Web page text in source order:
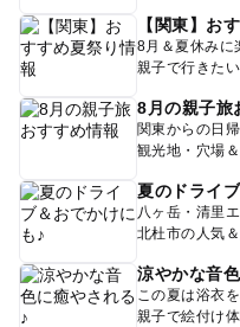
【関東】お
8月＆夏休みに
親子で行きた
8月の親子旅
関東からの日
観光地・穴場
夏のドライ
八ヶ岳・清里
北杜市の人気
涼やかな音
この夏は浴衣
親子で絵付け